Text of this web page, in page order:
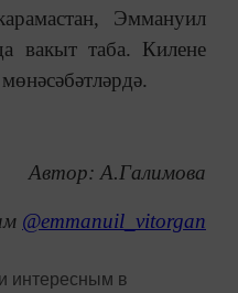
Эммануил
вакыт таба. Килене
Автор: А.Галимова
@emmanuil_vitorgan
интересным в